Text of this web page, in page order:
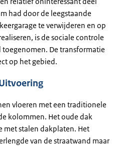
had door de leegstaande
te verwijderen en op
is de sociale controle
De transformatie
op het gebied.
vloeren met een traditionele
kolommen. Het oude dak
met stalen dakplaten. Het
van de straatwand maar